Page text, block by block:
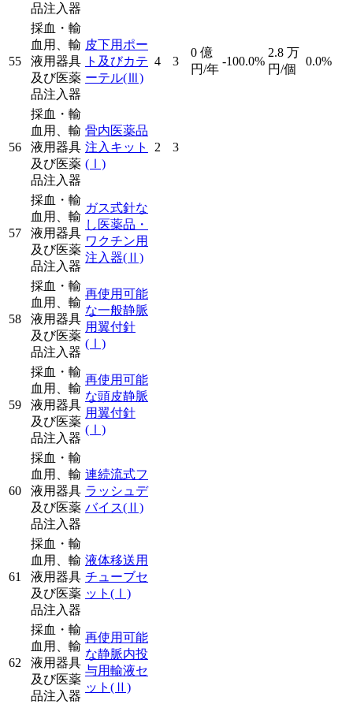
品注入器
55
採血・輸
血用、輸
液用器具
及び医薬
品注入器
皮下用ポー
ト及びカテ
ーテル(Ⅲ)
4 3
0 億
円/年
-100.0%
2.8 万
円/個
0.0%
56
採血・輸
血用、輸
液用器具
及び医薬
品注入器
骨内医薬品
注入キット
(Ⅰ)
2 3
57
採血・輸
血用、輸
液用器具
及び医薬
品注入器
ガス式針な
し医薬品・
ワクチン用
注入器(Ⅱ)
58
採血・輸
血用、輸
液用器具
及び医薬
品注入器
再使用可能
な一般静脈
用翼付針
(Ⅰ)
59
採血・輸
血用、輸
液用器具
及び医薬
品注入器
再使用可能
な頭皮静脈
用翼付針
(Ⅰ)
60
採血・輸
血用、輸
液用器具
及び医薬
品注入器
連続流式フ
ラッシュデ
バイス(Ⅱ)
61
採血・輸
血用、輸
液用器具
及び医薬
品注入器
液体移送用
チューブセ
ット (Ⅰ)
62
採血・輸
血用、輸
液用器具
及び医薬
品注入器
再使用可能
な静脈内投
与用輸液セ
ット (Ⅱ)